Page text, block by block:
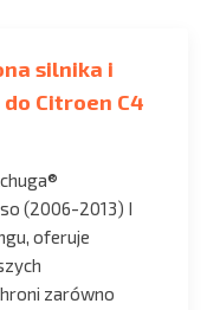
silnika i
Citroen C4
(2006-2013) I
oferuje
zarówno